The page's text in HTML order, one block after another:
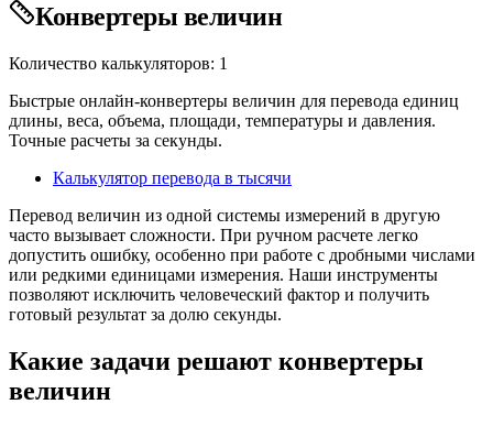
Конвертеры величин
Количество калькуляторов: 1
Быстрые онлайн-конвертеры величин для перевода единиц
длины, веса, объема, площади, температуры и давления.
Точные расчеты за секунды.
Калькулятор перевода в тысячи
Перевод величин из одной системы измерений в другую
часто вызывает сложности. При ручном расчете легко
допустить ошибку, особенно при работе с дробными числами
или редкими единицами измерения. Наши инструменты
позволяют исключить человеческий фактор и получить
готовый результат за долю секунды.
Какие задачи решают конвертеры
величин